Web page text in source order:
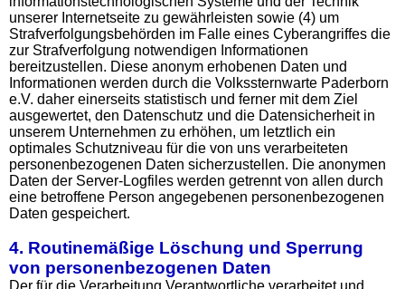
unserer Internetseite zu gewährleisten sowie (4) um
Strafverfolgungsbehörden im Falle eines Cyberangriffes die
zur Strafverfolgung notwendigen Informationen
bereitzustellen. Diese anonym erhobenen Daten und
Informationen werden durch die Volkssternwarte Paderborn
e.V. daher einerseits statistisch und ferner mit dem Ziel
ausgewertet, den Datenschutz und die Datensicherheit in
unserem Unternehmen zu erhöhen, um letztlich ein
optimales Schutzniveau für die von uns verarbeiteten
personenbezogenen Daten sicherzustellen. Die anonymen
Daten der Server-Logfiles werden getrennt von allen durch
eine betroffene Person angegebenen personenbezogenen
Daten gespeichert.
4. Routinemäßige Löschung und Sperrung
von personenbezogenen Daten
Der für die Verarbeitung Verantwortliche verarbeitet und